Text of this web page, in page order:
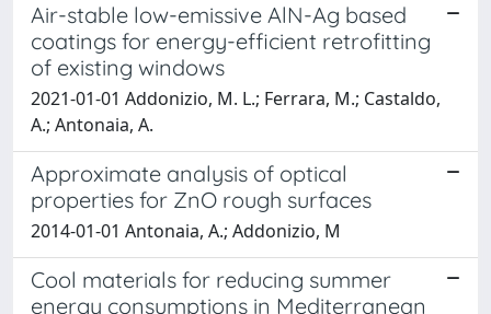
Air-stable low-emissive AlN-Ag based
coatings for energy-efficient retrofitting
of existing windows
2021-01-01 Addonizio, M. L.; Ferrara, M.; Castaldo,
A.; Antonaia, A.
Approximate analysis of optical
properties for ZnO rough surfaces
2014-01-01 Antonaia, A.; Addonizio, M
Cool materials for reducing summer
energy consumptions in Mediterranean